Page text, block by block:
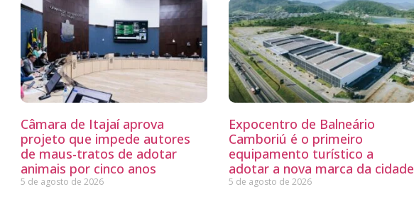
Câmara de Itajaí aprova
projeto que impede autores
de maus-tratos de adotar
animais por cinco anos
5 de agosto de 2026
Expocentro de Balneário
Camboriú é o primeiro
equipamento turístico a
adotar a nova marca da cidade
5 de agosto de 2026